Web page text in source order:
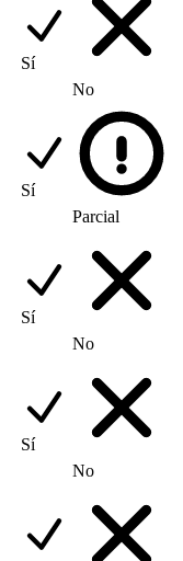
Sí
No
Sí
Parcial
Sí
No
Sí
No